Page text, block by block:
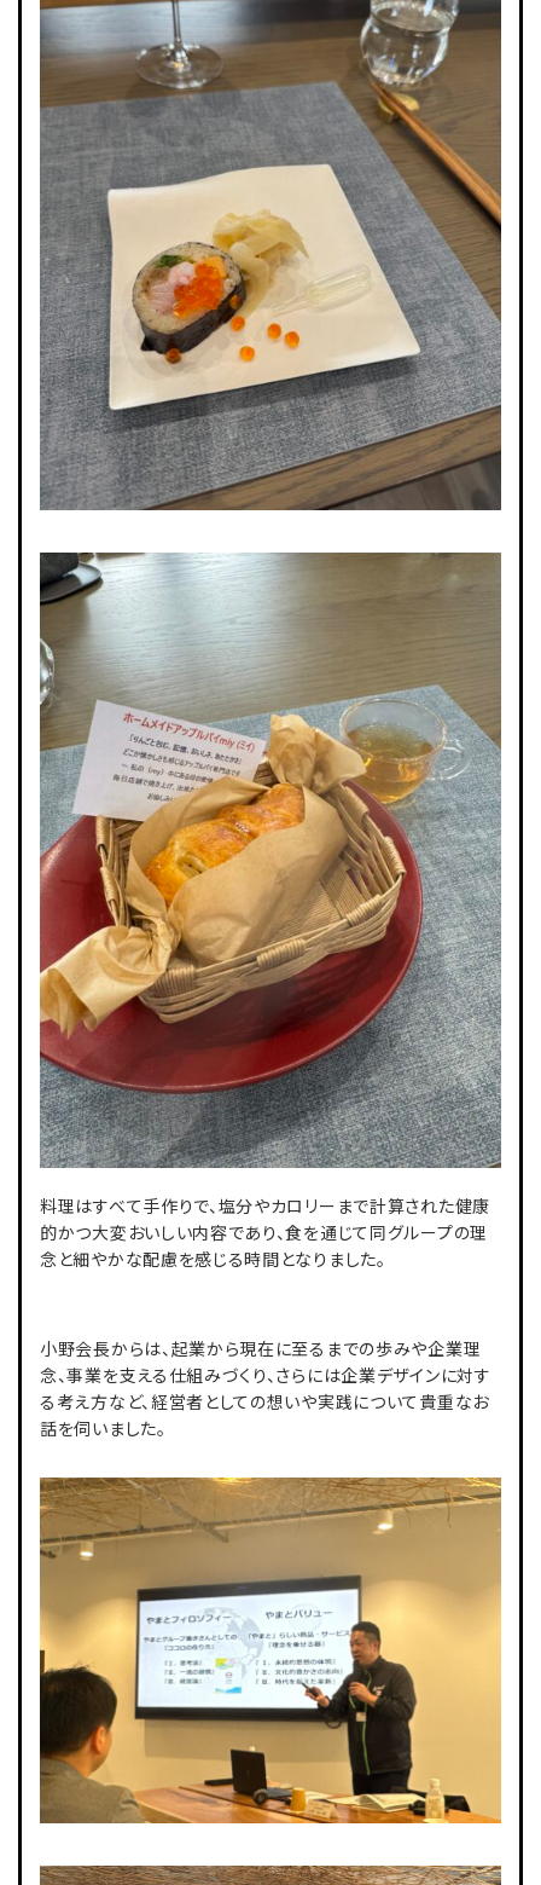
料理はすべて手作りで、塩分やカロリーまで計算された健康
的かつ大変おいしい内容であり、食を通じて同グループの理
念と細やかな配慮を感じる時間となりました。
小野会長からは、起業から現在に至るまでの歩みや企業理
念、事業を支える仕組みづくり、さらには企業デザインに対す
る考え方など、経営者としての想いや実践について貴重なお
話を伺いました。